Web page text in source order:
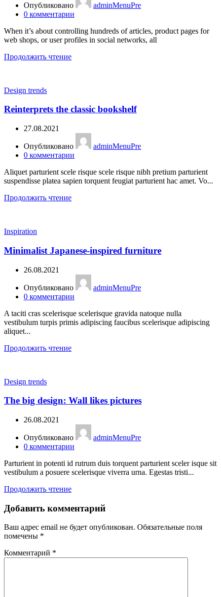
Опубликовано
adminMenuPre
0 комментарии
When it’s about controlling hundreds of articles, product pages for
web shops, or user profiles in social networks, all
Продолжить чтение
Design trends
Reinterprets the classic bookshelf
27.08.2021
Опубликовано
adminMenuPre
0 комментарии
Aliquet parturient scele risque scele risque nibh pretium parturient
suspendisse platea sapien torquent feugiat parturient hac amet. Vo...
Продолжить чтение
Inspiration
Minimalist Japanese-inspired furniture
26.08.2021
Опубликовано
adminMenuPre
0 комментарии
A taciti cras scelerisque scelerisque gravida natoque nulla
vestibulum turpis primis adipiscing faucibus scelerisque adipiscing
aliquet...
Продолжить чтение
Design trends
The big design: Wall likes pictures
26.08.2021
Опубликовано
adminMenuPre
0 комментарии
Parturient in potenti id rutrum duis torquent parturient sceler isque sit
vestibulum a posuere scelerisque viverra urna. Egestas tristi...
Продолжить чтение
Добавить комментарий
Ваш адрес email не будет опубликован. Обязательные поля
помечены *
Комментарий *